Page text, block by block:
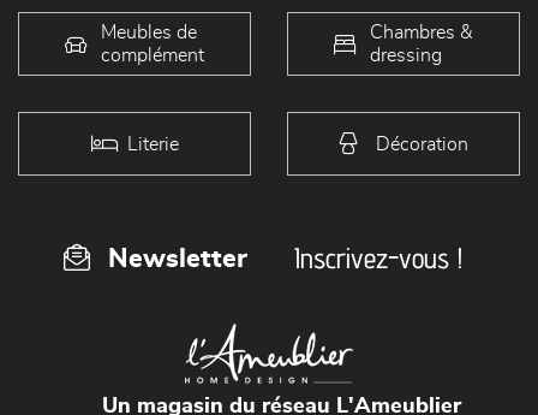
Meubles de
complément
Chambres &
dressing
Literie Décoration
Newsletter Inscrivez-vous !
Un magasin du réseau L'Ameublier